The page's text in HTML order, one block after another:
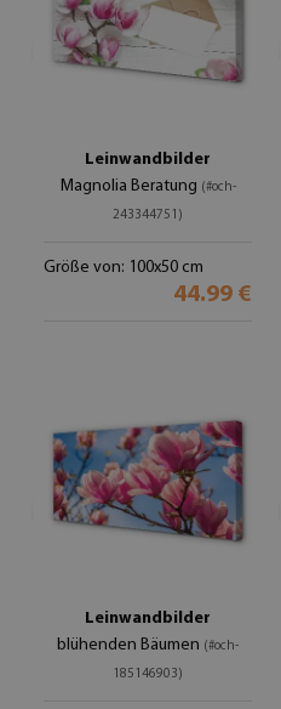
Leinwandbilder
Magnolia Beratung (#och-
243344751)
Größe von: 100x50 cm
44.99 €
Leinwandbilder
blühenden Bäumen (#och-
185146903)